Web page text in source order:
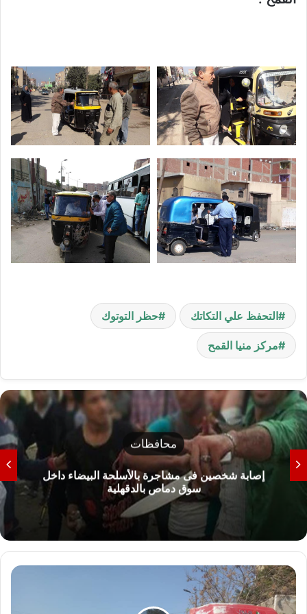
التحفظ علي التكاتك حظر التوتوك
مركز منيا القمح
محافظات
إصابة شخصين فى مشاجرة بالأسلحة البيضاء داخل
سوق دماص بالدقهلية
ح
م
ل